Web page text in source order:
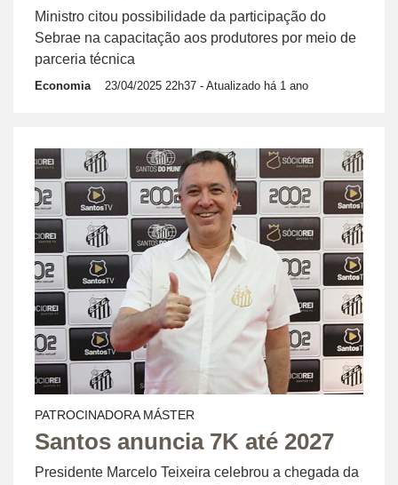
Ministro citou possibilidade da participação do
Sebrae na capacitação aos produtores por meio de
parceria técnica
Economia 23/04/2025 22h37 - Atualizado há 1 ano
PATROCINADORA MÁSTER
Santos anuncia 7K até 2027
Presidente Marcelo Teixeira celebrou a chegada da